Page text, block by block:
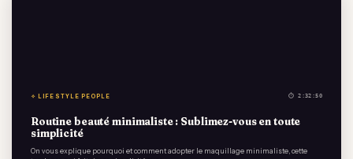
✧ LIFESTYLE PEOPLE ⏱ 2:32:50
Routine beauté minimaliste : Sublimez-vous en toute
simplicité
On vous explique pourquoi et comment adopter le maquillage minimaliste, cette